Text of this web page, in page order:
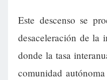
Este descenso se
desaceleración de la
donde la tasa
comunidad